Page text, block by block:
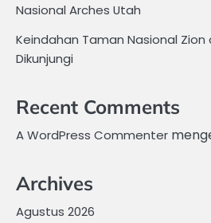
Nasional Arches Utah
Keindahan Taman Nasional Zion
Dikunjungi
Recent Comments
A WordPress Commenter
Archives
Agustus 2026